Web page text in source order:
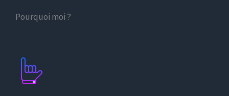
Pourquoi moi ?